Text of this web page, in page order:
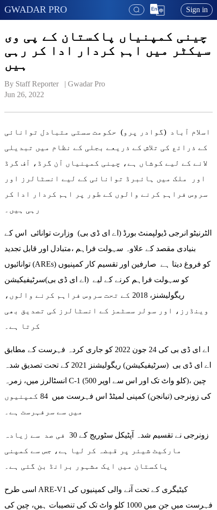
GWADAR PRO Sign in
چینی کمپنیاں پاکستان کے پی وی
سیکٹر میں اہم کردار ادا کر رہی
ہیں
By Staff Reporter   | Gwadar Pro
Jun 26, 2022
اسلام آباد (گوادر پرو) حکومت سستی متبادل توانائی
کے ذرائع کی تلاش کے ذریعے بجلی کے نظام میں تبدیلی
لانے کے لیے کوشاں ہے، چینی کمپنیاں آن گرڈ، آف گرڈ
اور ملک میں ہائبرڈ توانائی کے لیے انسٹالرز اور
سروس فراہم کرنے والوں کے طور پر اہم کردار ادا کر
الٹرنیٹو انرجی ڈیولپمنٹ بورڈ (اے ای ڈی بی) وزارت توانائی اس کے
بنیادی مقصد کے علاوہ سہولت فراہم ،متبادل اور قابل تجدید
توانائیوں (AREs) کو فروغ دیتا ہے صارفین اور تقسیم کار کمپنیوں
کو سہولت فراہم کرنے کے لیے (اے ای ڈی بی)سرٹیفیکیشن
ریگولیشنز، 2018 کے تحت سروس فراہم کرنے والوں،
وینڈرز، اور سولر سسٹمز کے انسٹالرز کی تصدیق بھی
کرتا ہے۔
اے ای ڈی بی کی 24 جون 2022 کو جاری کردہ فہرست کے مطابق
اے ای ڈی بی (سرٹیفیکیشن) ریگولیشنز 2021 کے تحت تصدیق شدہ
انسٹالرز میں، زمرہ C-1 (500 کلو واٹ تک اور اس سے اوپر)، چین
کی زونرجی (تیانجن) کمپنی لمیٹڈ اس فہرست میں 84 کمپنیوں
زونرجی نے تقسیم شدہ آپٹیکل سٹوریج کے 30 فی صد سے زیادہ
مارکیٹ شیئر پر قبضہ کر لیا ہے، جس سے کمپنی
پاکستان میں ایک مشہور برانڈ بن گئی ہے۔
اسی طرح ARE-V1 کیٹیگری کے تحت آنے والی کمپنیوں کی
فہرست میں جن میں 1000 کلو واٹ تک کی تنصیبات ہیں، چین کی